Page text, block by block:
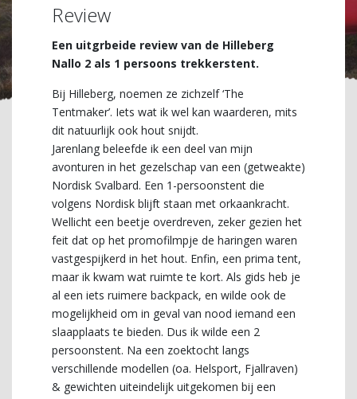
Review
Een uitgrbeide review van de Hilleberg
Nallo 2 als 1 persoons trekkerstent.
Bij Hilleberg, noemen ze zichzelf ‘The
Tentmaker’. Iets wat ik wel kan waarderen, mits
dit natuurlijk ook hout snijdt.
Jarenlang beleefde ik een deel van mijn
avonturen in het gezelschap van een (getweakte)
Nordisk Svalbard. Een 1-persoonstent die
volgens Nordisk blijft staan met orkaankracht.
Wellicht een beetje overdreven, zeker gezien het
feit dat op het promofilmpje de haringen waren
vastgespijkerd in het hout. Enfin, een prima tent,
maar ik kwam wat ruimte te kort. Als gids heb je
al een iets ruimere backpack, en wilde ook de
mogelijkheid om in geval van nood iemand een
slaapplaats te bieden. Dus ik wilde een 2
persoonstent. Na een zoektocht langs
verschillende modellen (oa. Helsport, Fjallraven)
& gewichten uiteindelijk uitgekomen bij een